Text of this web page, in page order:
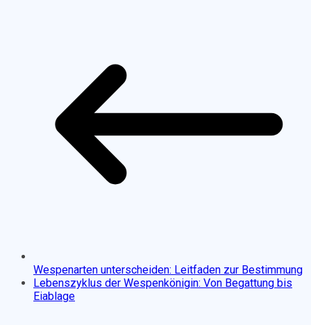
Wespenarten unterscheiden: Leitfaden zur Bestimmung
Lebenszyklus der Wespenkönigin: Von Begattung bis
Eiablage